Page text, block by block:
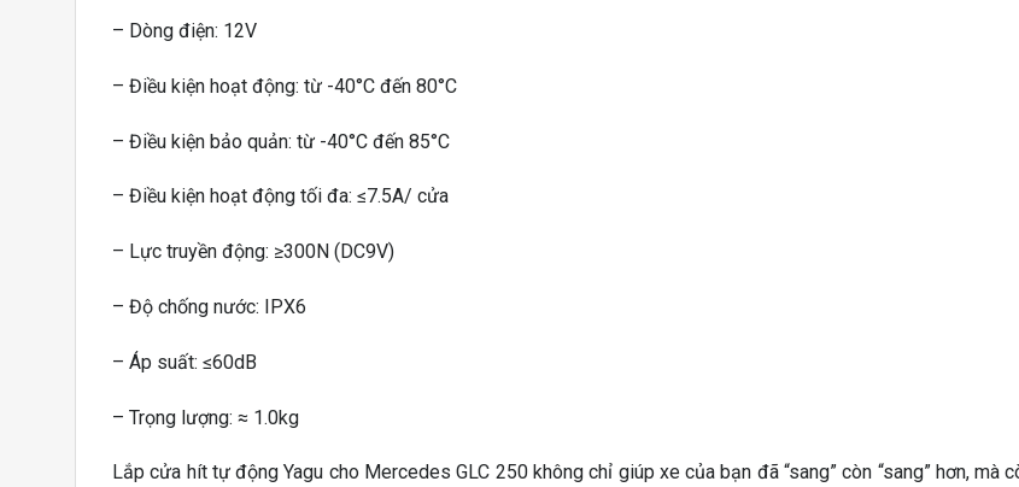
– Dòng điện: 12V
– Điều kiện hoạt động: từ -40°C đến 80°C
– Điều kiện bảo quản: từ -40°C đến 85°C
– Điều kiện hoạt động tối đa: ≤7.5A/ cửa
– Lực truyền động: ≥300N (DC9V)
– Độ chống nước: IPX6
– Áp suất: ≤60dB
– Trọng lượng: ≈ 1.0kg
Lắp cửa hít tự động Yagu cho Mercedes GLC 250 không chỉ giúp xe của bạn đã “sang” còn “sang” hơn,